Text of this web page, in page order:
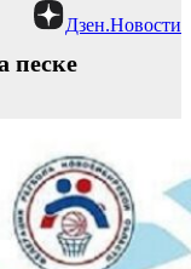
Дзен.Новости
песке